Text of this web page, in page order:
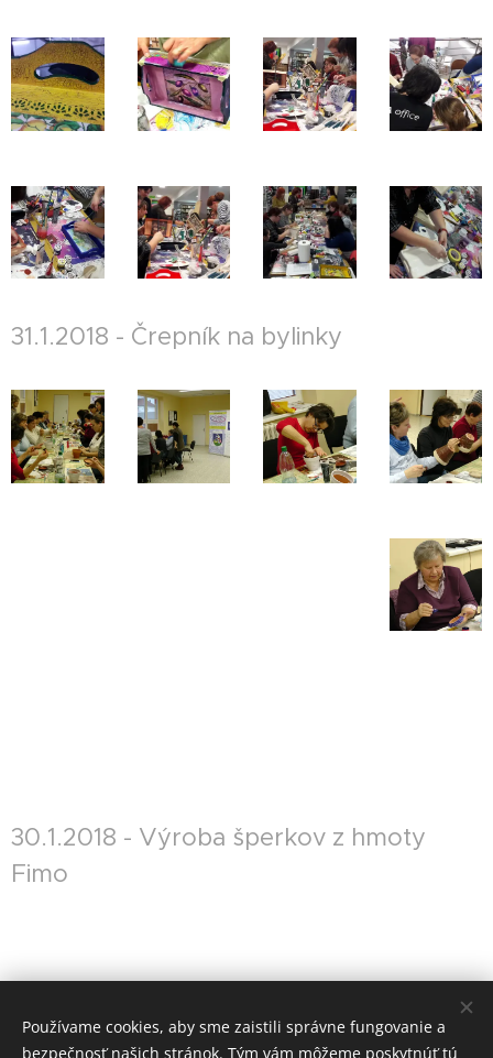
31.1.2018 - Črepník na bylinky
30.1.2018 - Výroba šperkov z hmoty
Fimo
Používame cookies, aby sme zaistili správne fungovanie a
bezpečnosť našich stránok. Tým vám môžeme poskytnúť tú